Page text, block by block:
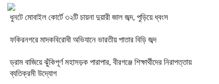
ধুনটে মোবাইল কোর্টে ৩২টি চায়না দুয়ারী জাল জব্দ, পুড়িয়ে ধ্বংস
ফকিরনগরে মাদকবিরোধী অভিযানে ভারতীয় পাতার বিড়ি জব্দ
ড্রাম বাজিয়ে ঝুঁকিপূর্ণ মহাসড়ক পারাপার, বীরগঞ্জে শিক্ষার্থীদের নিরাপত্তায়
ব্যতিক্রমী উদ্যোগ